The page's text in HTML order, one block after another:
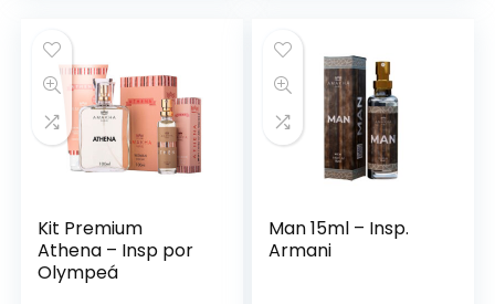
Kit Premium
Athena – Insp por
Olympeá
Man 15ml – Insp.
Armani